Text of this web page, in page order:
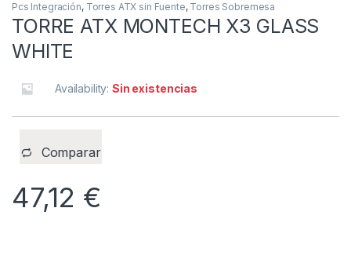
Pcs Integración, Torres ATX sin Fuente, Torres Sobremesa
TORRE ATX MONTECH X3 GLASS
WHITE
Availability:Sin existencias
Comparar
47,12 €